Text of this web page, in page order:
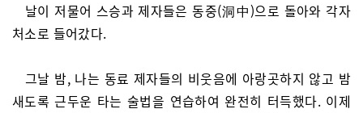
날이 저물어 스승과 제자들은 동중(洞中)으로 돌아와 각자
처소로 들어갔다.
그날 밤, 나는 동료 제자들의 비웃음에 아랑곳하지 않고 밤
새도록 근두운 타는 술법을 연습하여 완전히 터득했다. 이제